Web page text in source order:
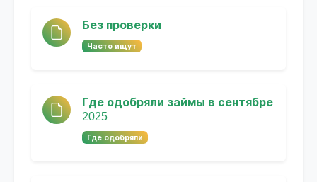
Без проверки
Часто ищут
Где одобряли займы в сентябре
2025
Где одобряли